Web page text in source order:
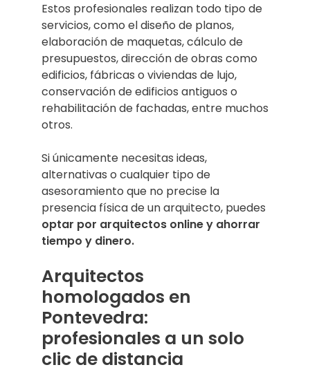
Estos profesionales realizan todo tipo de
servicios, como el diseño de planos,
elaboración de maquetas, cálculo de
presupuestos, dirección de obras como
edificios, fábricas o viviendas de lujo,
conservación de edificios antiguos o
rehabilitación de fachadas, entre muchos
otros.
Si únicamente necesitas ideas,
alternativas o cualquier tipo de
asesoramiento que no precise la
presencia física de un arquitecto, puedes
optar por arquitectos online y ahorrar
tiempo y dinero.
Arquitectos
homologados en
Pontevedra:
profesionales a un solo
clic de distancia